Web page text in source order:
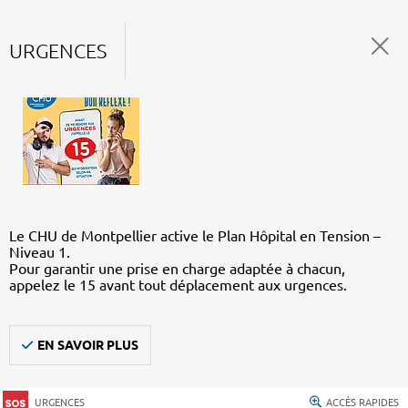
URGENCES
Le CHU de Montpellier active le Plan Hôpital en Tension –
Niveau 1.
Pour garantir une prise en charge adaptée à chacun,
appelez le 15 avant tout déplacement aux urgences.
EN SAVOIR PLUS
URGENCES ACCÈS RAPIDES